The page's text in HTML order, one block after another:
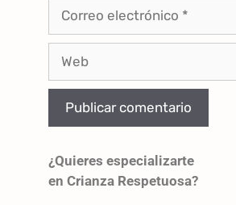
¿Quieres especializarte
en Crianza Respetuosa?